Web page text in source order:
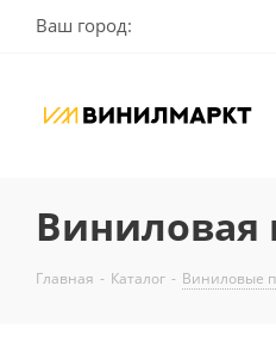
Ваш город:
Виниловая
Главная - Каталог - Виниловые